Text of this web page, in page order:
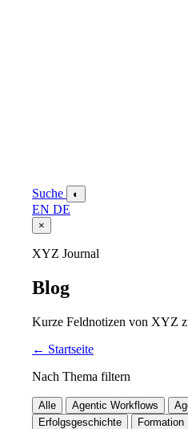
Suche ◐
EN DE
×
XYZ Journal
Blog
Kurze Feldnotizen von XYZ
← Startseite
Nach Thema filtern
Alle Agentic Workflows
Erfolgsgeschichte
Formation